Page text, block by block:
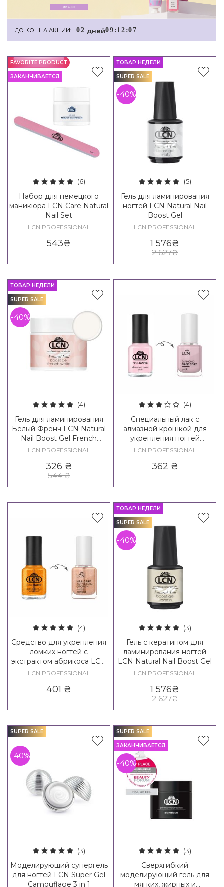
ДО КОНЦА АКЦИИ: 02 дней09 :1 2 :07
FAVORITE PRODUCT
ЗАКАНЧИВАЕТСЯ
(6)
Набор для немецкого
маникюра LCN Care Natural
Nail Set
LCN PROFESSIONAL
543₴
ТОВАР НЕДЕЛИ
SUPER SALE
-40%
(5)
Гель для ламинирования
ногтей LCN Natural Nail
Boost Gel
LCN PROFESSIONAL
1 576₴
2 627₴
ТОВАР НЕДЕЛИ
SUPER SALE
-40%
(4)
Гель для ламинирования
Белый Френч LCN Natural
Nail Boost Gel French
White
LCN PROFESSIONAL
326 ₴
544₴
(4)
Специальный лак с
алмазной крошкой для
укрепления ногтей
розовый LCN Diamond
LCN PROFESSIONAL
362 ₴
(4)
Средство для укрепления
ломких ногтей с
экстрактом абрикоса LCN
Active Apricot Nail
LCN PROFESSIONAL
401 ₴
ТОВАР НЕДЕЛИ
SUPER SALE
-40%
(3)
Гель с кератином для
ламинирования ногтей
LCN Natural Nail Boost Gel
LCN PROFESSIONAL
1 576₴
2 627₴
SUPER SALE
-40%
(3)
Моделирующий супергель
для ногтей LCN Super Gel
Camouflage 3 in 1
SUPER SALE
ЗАКАНЧИВАЕТСЯ
-40%
(3)
Сверхгибкий
моделирующий гель для
мягких, жирных и